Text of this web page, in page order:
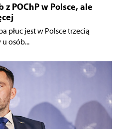
POChP w Polsce, ale
płuc jest w Polsce trzecią
osób...